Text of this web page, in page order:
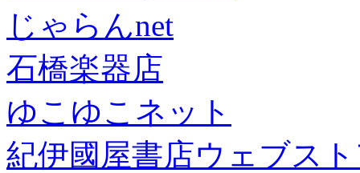
じゃらんnet
石橋楽器店
ゆこゆこネット
紀伊國屋書店ウェブス